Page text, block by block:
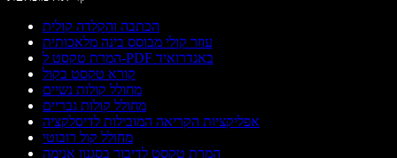
הכתבה והקלדה קולית
עוזר קולי מבוסס בינה מלאכותית
המרת טקסט ל-PDF באנדרואיד
קורא טקסט בקול
מחולל קולות נשיים
מחולל קולות גבריים
אפליקציות הקריאה המובילות לדיסלקציה
מחולל קול רובוטי
המרת טקסט לדיבור בסגנון אנימה